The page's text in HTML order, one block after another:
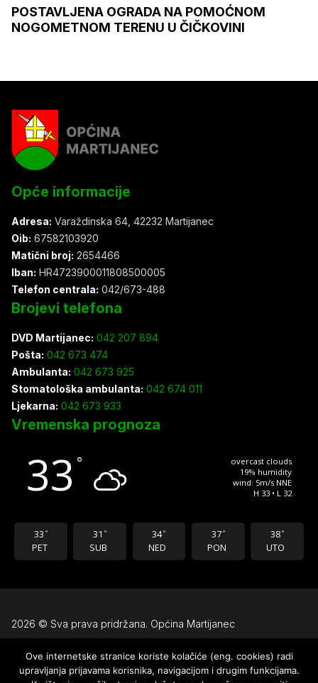
POSTAVLJENA OGRADA NA POMOĆNOM
NOGOMETNOM TERENU U ČIČKOVINI
Opće informacije
Adresa: Varaždinska 64, 42232 Martijanec
Oib: 67582103920
Matični broj: 2654466
Iban: HR4723900011808500005
Telefon centrala: 042/673-488
Brojevi telefona
DVD Martijanec: 042 207 894
Pošta: 042 673 474
Ambulanta: 042 673 925
Stomatološka ambulanta: 042 674 011
Ljekarna: 042 673 933
Vremenska prognoza
33 °
overcast clouds
19% humidity
wind: 5m/s NNE
H 33 • L 32
33 °
PET
31 °
SUB
34 °
NED
37 °
PON
38 °
UTO
2026 © Sva prava pridržana. Općina Martijanec
Uvjeti korištenja
Pravila privatnosti
Ove internetske stranice koriste kolačiće (eng. cookies) radi
upravljanja prijavama korisnika, navigacijom i drugim funkcijama.